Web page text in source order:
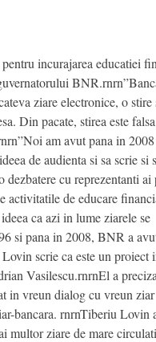
incurajarea educatiei
ziare electronice, o stire
Din pacate, stirea este
am avut pana in
de audienta si sa scrie si
cu reprezentanti
de educare
ca azi in lume ziarele se
si pana in 2008, BNR a
scrie ca este un proiect
Vasilescu.rnrnEl a
in vreun dialog cu vreun ziar
bancara. rnrnTiberiu Lovin
multor ziare de mare